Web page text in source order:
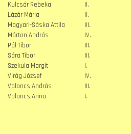
Kulcsár Rebeka
II.
Lázár Mária
II.
Magyari-Sáska Attila
III.
Márton András
IV.
Pál Tibor
III.
Sára Tibor
III.
Szekula Margit
I.
Virág József
IV.
Voloncs András
III.
Voloncs Anna
I.